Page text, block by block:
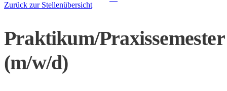
Zurück zur Stellenübersicht
Praktikum/Praxissemester
(m/w/d)